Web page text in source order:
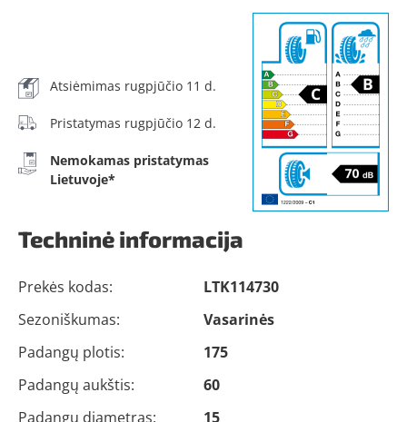
Atsiėmimas rugpjūčio 11 d.
Pristatymas rugpjūčio 12 d.
Nemokamas pristatymas
Lietuvoje*
Techninė informacija
Prekės kodas:
LTK114730
Sezoniškumas:
Vasarinės
Padangų plotis:
175
Padangų aukštis:
60
Padangų diametras:
15